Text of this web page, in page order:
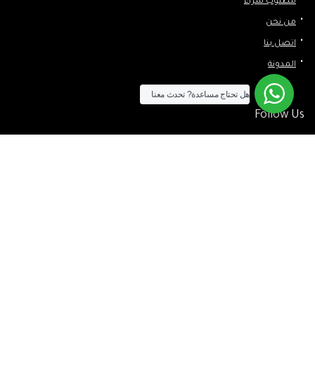
من نحن
اتصل بنا
المدونة
Follow Us
هل تحتاج مساعدة? تحدث معنا